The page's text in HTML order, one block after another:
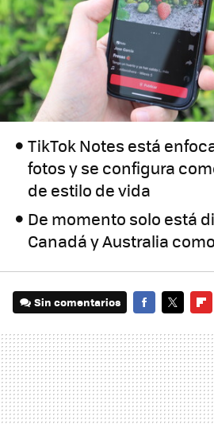
TikTok Notes está
fotos y se configura
de estilo de vida
De momento solo está
Canadá y Australia
Sin comentarios